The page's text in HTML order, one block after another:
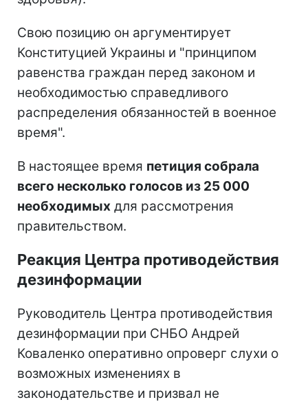
Свою позицию он аргументирует
Конституцией Украины и "принципом
равенства граждан перед законом и
необходимостью справедливого
распределения обязанностей в военное
время".
В настоящее время петиция собрала
всего несколько голосов из 25 000
необходимых для рассмотрения
правительством.
Реакция Центра противодействия
дезинформации
Руководитель Центра противодействия
дезинформации при СНБО Андрей
Коваленко оперативно опроверг слухи о
возможных изменениях в
законодательстве и призвал не